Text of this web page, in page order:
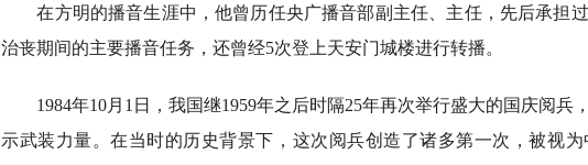
在方明的播音生涯中，他曾历任央广播音部副主任、主任，先后承担过
治丧期间的主要播音任务，还曾经5次登上天安门城楼进行转播。
1984年10月1日，我国继1959年之后时隔25年再次举行盛大的国庆阅兵
示武装力量。在当时的历史背景下，这次阅兵创造了诸多第一次，被视